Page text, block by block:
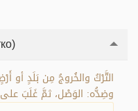
التَّرْكُ والخُروجُ مِن بَلَدٍ أو
وضِدُّه: الوَصْل، ثمَّ غَلَبَ